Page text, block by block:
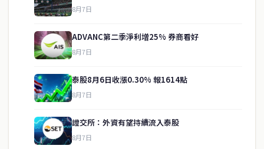
8月7日
ADVANC第二季淨利增25% 券商看好
8月7日
泰股8月6日收漲0.30% 報1614點
8月7日
證交所：外資有望持續流入泰股
8月7日
關於我們
service@thaichinesenews.com